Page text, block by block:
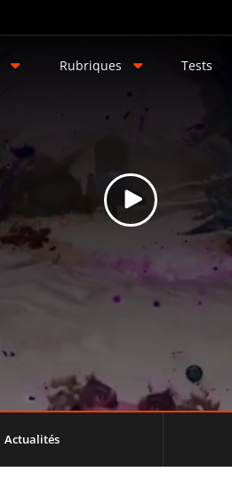
Rubriques Tests
Actualités